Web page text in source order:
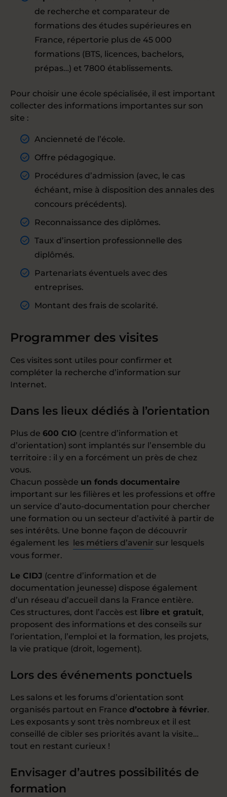
de recherche et comparateur de
formations des études supérieures en
France, répertorie plus de 45 000
formations (BTS, licences, bachelors,
prépas…) et 7800 établissements.
Pour choisir une école spécialisée, il est important
collecter des informations importantes sur son
site :
Ancienneté de l’école.
Offre pédagogique.
Procédures d’admission (avec, le cas
échéant, mise à disposition des annales des
concours précédents).
Reconnaissance des diplômes.
Taux d’insertion professionnelle des
diplômés.
Partenariats éventuels avec des
entreprises.
Montant des frais de scolarité.
Programmer des visites
Ces visites sont utiles pour confirmer et
compléter la recherche d’information sur
Internet.
Dans les lieux dédiés à l’orientation
Plus de 600 CIO (centre d’information et
d’orientation) sont implantés sur l’ensemble du
territoire : il y en a forcément un près de chez
vous.
Chacun possède un fonds documentaire
important sur les filières et les professions et offre
un service d’auto-documentation pour chercher
une formation ou un secteur d’activité à partir de
ses intérêts. Une bonne façon de découvrir
également les les métiers d’avenir sur lesquels
vous former.
Le CIDJ (centre d’information et de
documentation jeunesse) dispose également
d’un réseau d’accueil dans la France entière.
Ces structures, dont l’accès est libre et gratuit,
proposent des informations et des conseils sur
l’orientation, l’emploi et la formation, les projets,
la vie pratique (droit, logement).
Lors des événements ponctuels
Les salons et les forums d’orientation sont
organisés partout en France d’octobre à février.
Les exposants y sont très nombreux et il est
conseillé de cibler ses priorités avant la visite…
tout en restant curieux !
Envisager d’autres possibilités de
formation